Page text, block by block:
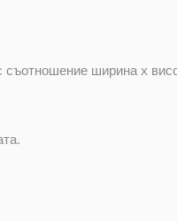
съотношение ширина x